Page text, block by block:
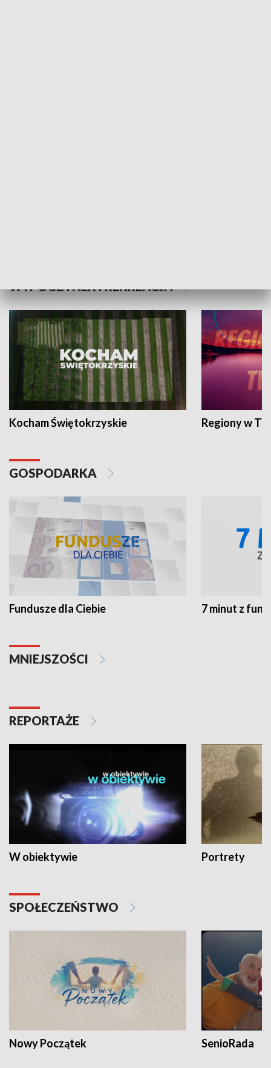
WYPOCZYNEK I REKREACJA
Kocham Świętokrzyskie Regiony w
GOSPODARKA
Fundusze dla Ciebie 7 minut z
MNIEJSZOŚCI
REPORTAŻE
W obiektywie Portrety
SPOŁECZEŃSTWO
Nowy Początek SenioRada